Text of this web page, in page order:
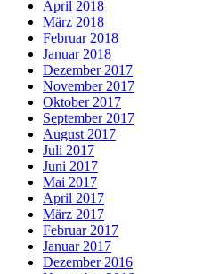
April 2018
März 2018
Februar 2018
Januar 2018
Dezember 2017
November 2017
Oktober 2017
September 2017
August 2017
Juli 2017
Juni 2017
Mai 2017
April 2017
März 2017
Februar 2017
Januar 2017
Dezember 2016